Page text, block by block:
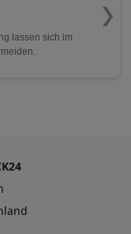
lassen sich im